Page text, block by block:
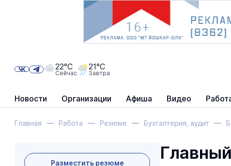
Новости Организации Афиша Видео
22°C
Сейчас
21°C
Завтра
Главная Работа Резюме Бухгалтерия, аудит
Разместить резюме